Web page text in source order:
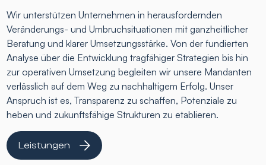
Wir unterstützen Unternehmen in herausfordernden
Veränderungs- und Umbruchsituationen mit ganzheitlicher
Beratung und klarer Umsetzungsstärke. Von der fundierten
Analyse über die Entwicklung tragfähiger Strategien bis hin
zur operativen Umsetzung begleiten wir unsere Mandanten
verlässlich auf dem Weg zu nachhaltigem Erfolg. Unser
Anspruch ist es, Transparenz zu schaffen, Potenziale zu
heben und zukunftsfähige Strukturen zu etablieren.
Leistungen